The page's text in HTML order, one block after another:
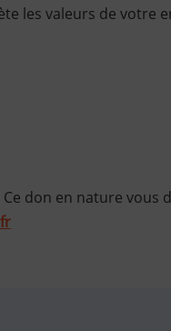
les valeurs de votre
don en nature vous